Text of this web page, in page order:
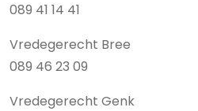
089 41 14 41
Vredegerecht Bree
089 46 23 09
Vredegerecht Genk